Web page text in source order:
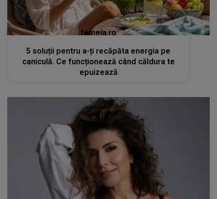
femeia.ro
5 soluții pentru a-ți recăpăta energia pe
caniculă. Ce funcționează când căldura te
epuizează